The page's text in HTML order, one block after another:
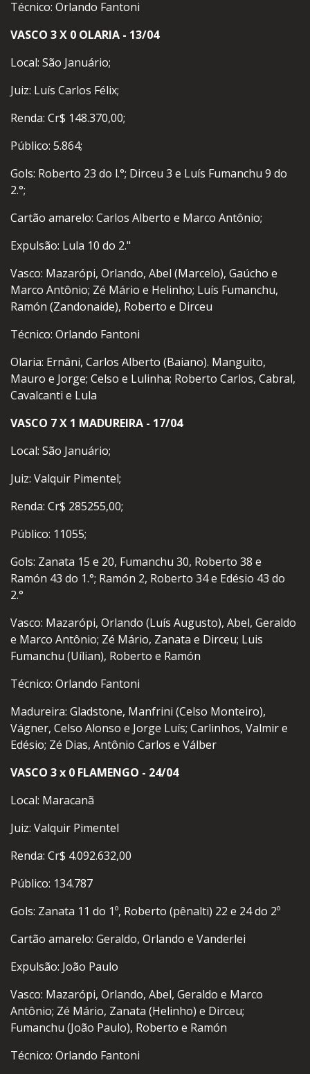
Técnico: Orlando Fantoni
VASCO 3 X 0 OLARIA - 13/04
Local: São Januário;
Juiz: Luís Carlos Félix;
Renda: Cr$ 148.370,00;
Público: 5.864;
Gols: Roberto 23 do l.°; Dirceu 3 e Luís Fumanchu 9 do
2.°;
Cartão amarelo: Carlos Alberto e Marco Antônio;
Expulsão: Lula 10 do 2."
Vasco: Mazarópi, Orlando, Abel (Marcelo), Gaúcho e
Marco Antônio; Zé Mário e Helinho; Luís Fumanchu,
Ramón (Zandonaide), Roberto e Dirceu
Técnico: Orlando Fantoni
Olaria: Ernâni, Carlos Alberto (Baiano). Manguito,
Mauro e Jorge; Celso e Lulinha; Roberto Carlos, Cabral,
Cavalcanti e Lula
VASCO 7 X 1 MADUREIRA - 17/04
Local: São Januário;
Juiz: Valquir Pimentel;
Renda: Cr$ 285255,00;
Público: 11055;
Gols: Zanata 15 e 20, Fumanchu 30, Roberto 38 e
Ramón 43 do 1.°; Ramón 2, Roberto 34 e Edésio 43 do
2.°
Vasco: Mazarópi, Orlando (Luís Augusto), Abel, Geraldo
e Marco Antônio; Zé Mário, Zanata e Dirceu; Luis
Fumanchu (Uílian), Roberto e Ramón
Técnico: Orlando Fantoni
Madureira: Gladstone, Manfrini (Celso Monteiro),
Vágner, Celso Alonso e Jorge Luís; Carlinhos, Valmir e
Edésio; Zé Dias, Antônio Carlos e Válber
VASCO 3 x 0 FLAMENGO - 24/04
Local: Maracanã
Juiz: Valquir Pimentel
Renda: Cr$ 4.092.632,00
Público: 134.787
Gols: Zanata 11 do 1º, Roberto (pênalti) 22 e 24 do 2º
Cartão amarelo: Geraldo, Orlando e Vanderlei
Expulsão: João Paulo
Vasco: Mazarópi, Orlando, Abel, Geraldo e Marco
Antônio; Zé Mário, Zanata (Helinho) e Dirceu;
Fumanchu (João Paulo), Roberto e Ramón
Técnico: Orlando Fantoni